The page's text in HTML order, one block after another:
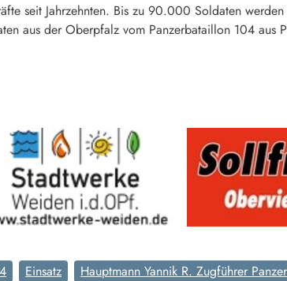
seit Jahrzehnten. Bis zu 90.000 Soldaten
aus der Oberpfalz vom Panzerbataillon 104 aus
Einsatz Hauptmann Yannik R. Zugführer